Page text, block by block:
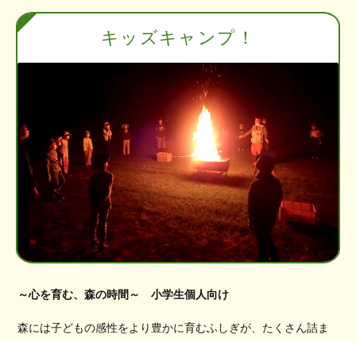
キッズキャンプ！
～心を育む、森の時間～ 小学生個人向け
森には子どもの感性をより豊かに育むふしぎが、たくさん詰ま